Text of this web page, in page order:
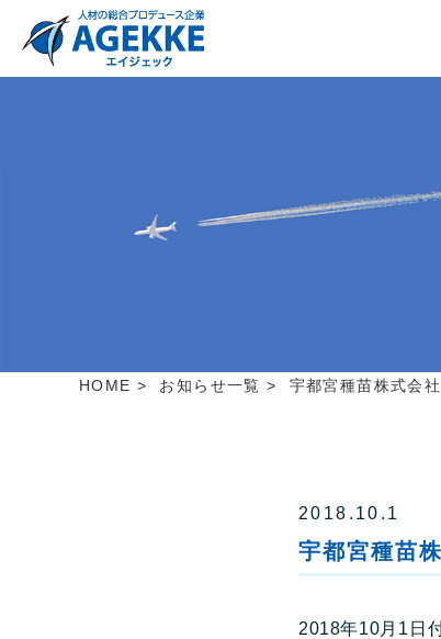
HOME > お知らせ一覧 > 宇都宮種苗株式会
2018.10.1
宇都宮種苗
2018年10月1日